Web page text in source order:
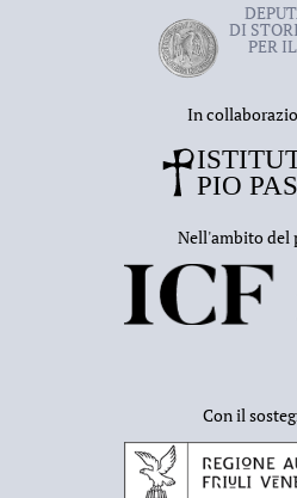
DI
PER
In
Nell'ambito del
Con il